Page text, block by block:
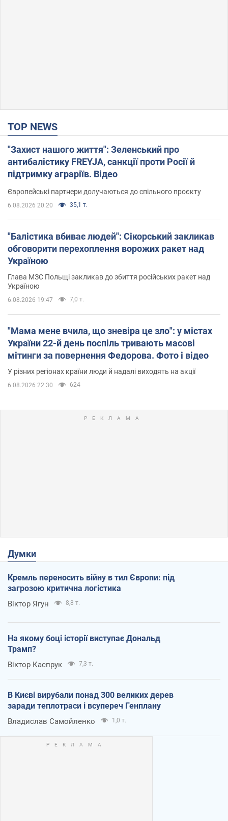
TOP NEWS
"Захист нашого життя": Зеленський про
антибалістику FREYJA, санкції проти Росії й
підтримку аграріїв. Відео
Європейські партнери долучаються до спільного проєкту
6.08.2026 20:20 35,1 т.
"Балістика вбиває людей": Сікорський закликав
обговорити перехоплення ворожих ракет над
Україною
Глава МЗС Польщі закликав до збиття російських ракет над
Україною
6.08.2026 19:47 7,0 т.
"Мама мене вчила, що зневіра це зло": у містах
України 22-й день поспіль тривають масові
мітинги за повернення Федорова. Фото і відео
У різних регіонах країни люди й надалі виходять на акції
6.08.2026 22:30 624
Думки
Кремль переносить війну в тил Європи: під
загрозою критична логістика
Віктор Ягун 8,8 т.
На якому боці історії виступає Дональд
Трамп?
Віктор Каспрук 7,3 т.
В Києві вирубали понад 300 великих дерев
заради теплотраси і всупереч Генплану
Владислав Самойленко 1,0 т.